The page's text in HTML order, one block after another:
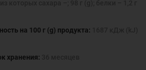
на 100 г (g) продукта:
хранения: